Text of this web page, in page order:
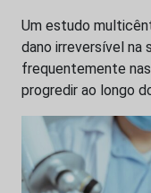
Um estudo
dano irreversível na
frequentemente
progredir ao longo